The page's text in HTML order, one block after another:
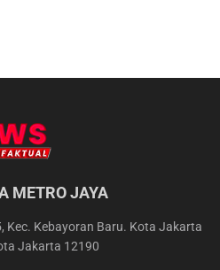
METRO JAYA
Kec. Kebayoran Baru. Kota Jakarta
Jakarta 12190